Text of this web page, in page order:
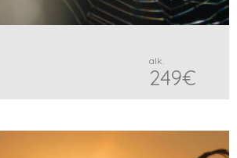
alk.
249€